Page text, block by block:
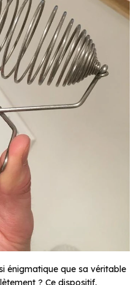
énigmatique que sa véritable
? Ce dispositif,